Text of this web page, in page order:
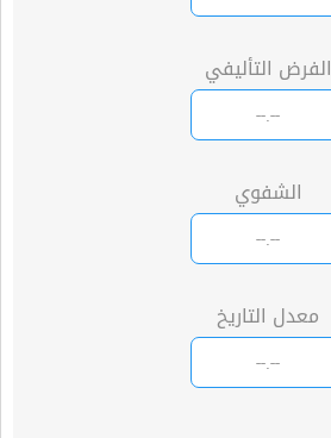
الفرض التأليفي
الشفوي
معدل التاريخ